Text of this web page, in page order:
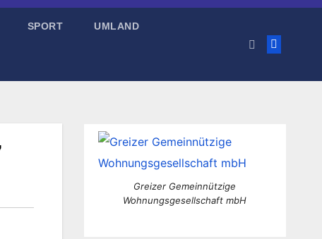
SPORT UMLAND
Greizer Gemeinnützige
Wohnungsgesellschaft mbH